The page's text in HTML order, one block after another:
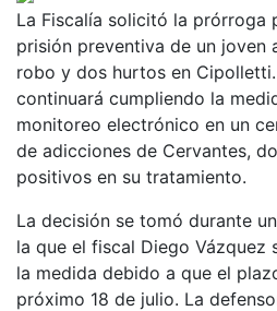
La Fiscalía solicitó la prórroga
prisión preventiva de un joven
robo y dos hurtos en
continuará cumpliendo la
monitoreo electrónico en un
de adicciones de Cervantes,
positivos en su tratamiento.
La decisión se tomó durante
la que el fiscal Diego Vázquez
la medida debido a que el
próximo 18 de julio. La